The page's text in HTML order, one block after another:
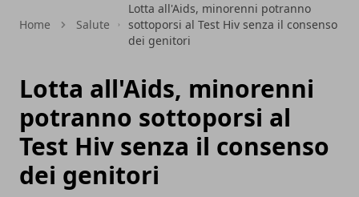
Home Salute
Lotta all'Aids, minorenni potranno
sottoporsi al Test Hiv senza il consenso
dei genitori
Lotta all'Aids, minorenni
potranno sottoporsi al
Test Hiv senza il consenso
dei genitori